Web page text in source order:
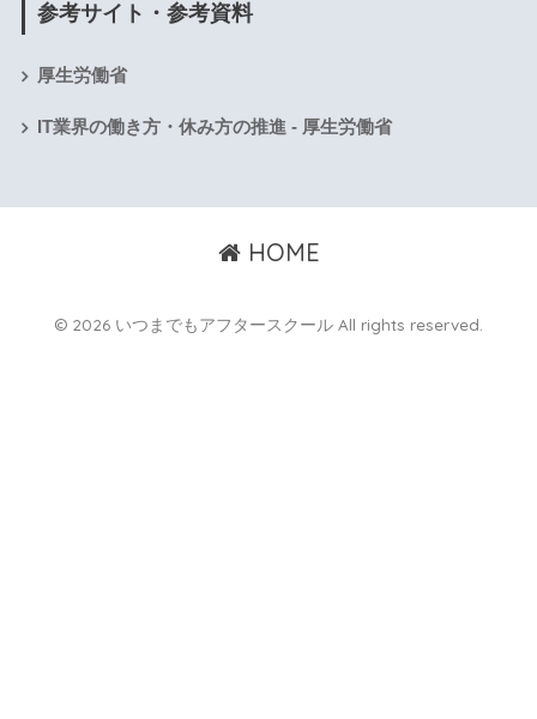
参考サイト・参考資料
厚生労働省
IT業界の働き方・休み方の推進 - 厚生労働省
HOME
© 2026 いつまでもアフタースクール All rights reserved.